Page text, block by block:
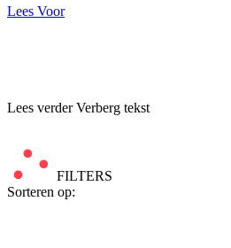
Lees Voor
Lees verderVerberg tekst
FILTERS
Sorteren op: